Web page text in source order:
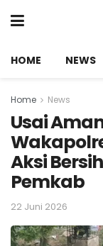
HOME NEWS
Home News
Usai
Aksi
Pemkab
22 Juni 2026